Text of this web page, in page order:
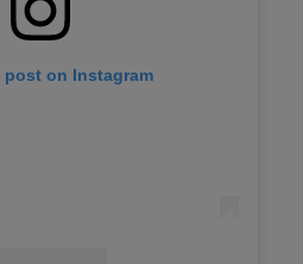
post on Instagram